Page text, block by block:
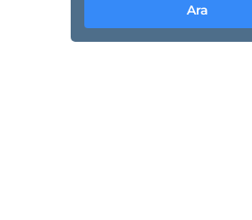
Ara